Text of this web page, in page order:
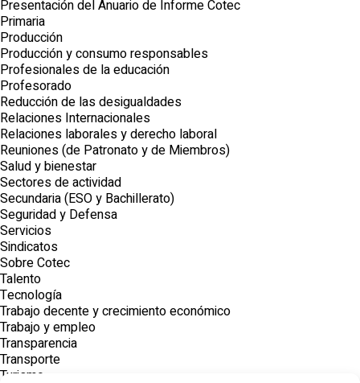
Presentación del Anuario de Informe Cotec
Primaria
Producción
Producción y consumo responsables
Profesionales de la educación
Profesorado
Reducción de las desigualdades
Relaciones Internacionales
Relaciones laborales y derecho laboral
Reuniones (de Patronato y de Miembros)
Salud y bienestar
Sectores de actividad
Secundaria (ESO y Bachillerato)
Seguridad y Defensa
Servicios
Sindicatos
Sobre Cotec
Talento
Tecnología
Trabajo decente y crecimiento económico
Trabajo y empleo
Transparencia
Transporte
Turismo